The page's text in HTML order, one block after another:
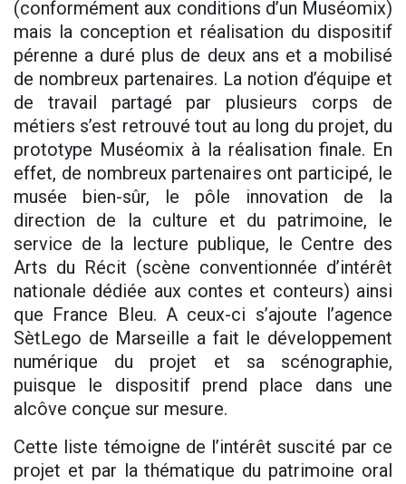
(conformément aux conditions d’un Muséomix)
mais la conception et réalisation du dispositif
pérenne a duré plus de deux ans et a mobilisé
de nombreux partenaires. La notion d’équipe et
de travail partagé par plusieurs corps de
métiers s’est retrouvé tout au long du projet, du
prototype Muséomix à la réalisation finale. En
effet, de nombreux partenaires ont participé, le
musée bien-sûr, le pôle innovation de la
direction de la culture et du patrimoine, le
service de la lecture publique, le Centre des
Arts du Récit (scène conventionnée d’intérêt
nationale dédiée aux contes et conteurs) ainsi
que France Bleu. A ceux-ci s’ajoute l’agence
SètLego de Marseille a fait le développement
numérique du projet et sa scénographie,
puisque le dispositif prend place dans une
alcôve conçue sur mesure.
Cette liste témoigne de l’intérêt suscité par ce
projet et par la thématique du patrimoine oral